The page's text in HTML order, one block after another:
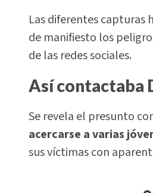
Las diferentes capturas
de manifiesto los
de las redes sociales.
Así contactaba
Se revela el presunto
acercarse a varias
sus víctimas con